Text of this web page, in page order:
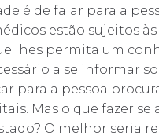
é de falar para a
estão sujeitos
lhes permita um
a se informar
para a pessoa
Mas o que fazer se
O melhor seria